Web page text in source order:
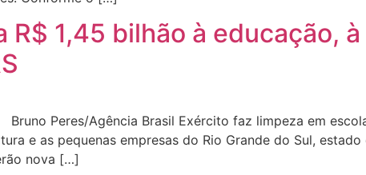
1,45 bilhão à educação,
Peres/Agência Brasil Exército faz limpeza em
e as pequenas empresas do Rio Grande do Sul,
nova […]